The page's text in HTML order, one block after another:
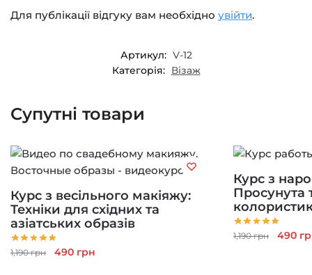
Для публікації відгуку вам необхідно увійти.
Артикул: V-12
Категорія: Візаж
Супутні товари
Курс з весільного макіяжу:
Техніки для східних та
азіатських образів
1,190грн
Оригінальна
490 грн
Курс з
Просунута
1,190грн 490